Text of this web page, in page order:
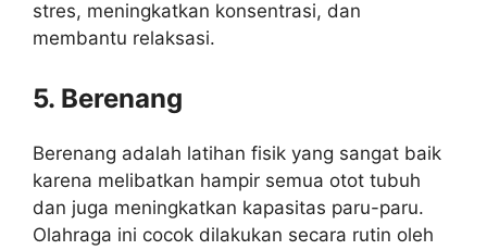
stres, meningkatkan konsentrasi, dan
membantu relaksasi.
5. Berenang
Berenang adalah latihan fisik yang sangat baik
karena melibatkan hampir semua otot tubuh
dan juga meningkatkan kapasitas paru-paru.
Olahraga ini cocok dilakukan secara rutin oleh